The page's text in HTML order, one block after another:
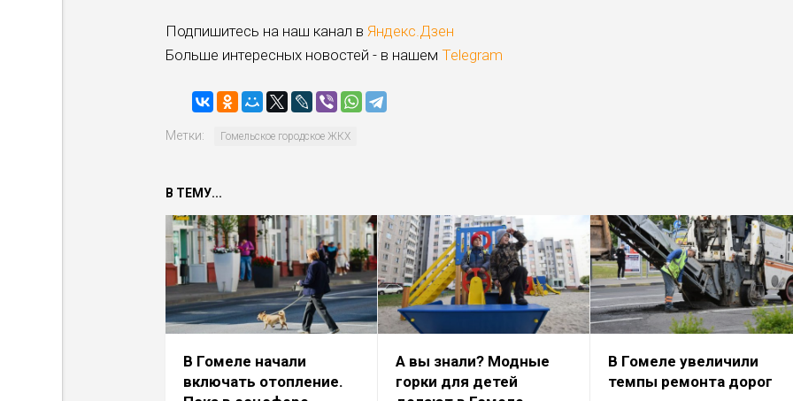
Подпишитесь на наш канал в Яндекс.Дзен
Больше интересных новостей - в нашем Telegram
Метки: Гомельское городское ЖКХ
В ТЕМУ...
В Гомеле начали
включать отопление.
А вы знали? Модные
горки для детей
В Гомеле увеличили
темпы ремонта дорог